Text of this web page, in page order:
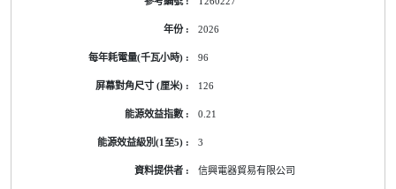
2026
96
126
0.21
3
信興電器貿易有限公司